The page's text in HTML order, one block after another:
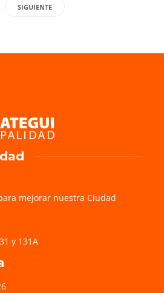
SIGUIENTE
mejorar nuestra Ciudad
y 131A